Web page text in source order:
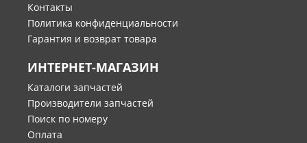
Контакты
Политика конфиденциальности
Гарантия и возврат товара
ИНТЕРНЕТ-МАГАЗИН
Каталоги запчастей
Производители запчастей
Поиск по номеру
Оплата